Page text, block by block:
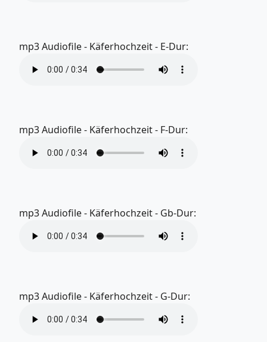
mp3 Audiofile - Käferhochzeit - E-Dur:
mp3 Audiofile - Käferhochzeit - F-Dur:
mp3 Audiofile - Käferhochzeit - Gb-Dur:
mp3 Audiofile - Käferhochzeit - G-Dur: